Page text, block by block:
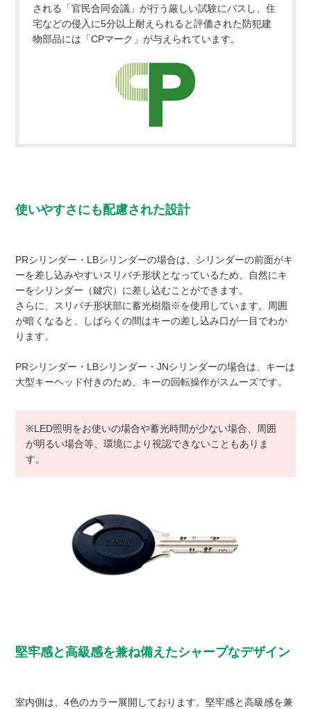
される「官民合同会議」が行う厳しい試験にパスし、住
宅などの侵入に5分以上耐えられると評価された防犯建
物部品には「CPマーク」が与えられています。
使いやすさにも配慮された設計
PRシリンダー・LBシリンダーの場合は、シリンダーの前面がキ
ーを差し込みやすいスリバチ形状となっているため、自然にキ
ーをシリンダー（鍵穴）に差し込むことができます。
さらに、スリバチ形状部に蓄光樹脂※を使用しています。周囲
が暗くなると、しばらくの間はキーの差し込み口が一目でわか
ります。
PRシリンダー・LBシリンダー・JNシリンダーの場合は、キーは
大型キーヘッド付きのため、キーの回転操作がスムーズです。
※LED照明をお使いの場合や蓄光時間が少ない場合、周囲
が明るい場合等、環境により視認できないこともありま
す。
堅牢感と高級感を兼ね備えたシャープなデザイン
室内側は、4色のカラー展開しております。堅牢感と高級感を兼